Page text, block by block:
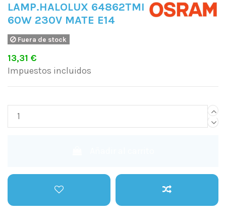
LAMP.HALOLUX 64862TMI
60W 230V MATE E14
Fuera de stock
13,31 €
Impuestos incluidos